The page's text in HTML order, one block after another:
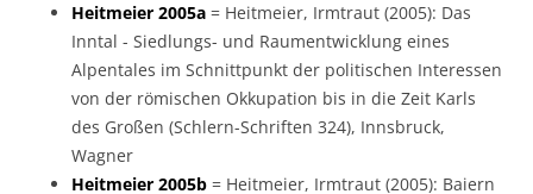
Heitmeier 2005a = Heitmeier, Irmtraut (2005): Das
Inntal - Siedlungs- und Raumentwicklung eines
Alpentales im Schnittpunkt der politischen Interessen
von der römischen Okkupation bis in die Zeit Karls
des Großen (Schlern-Schriften 324), Innsbruck,
Wagner
Heitmeier 2005b = Heitmeier, Irmtraut (2005): Baiern